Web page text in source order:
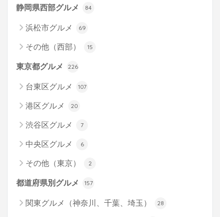
静岡県西部グルメ 84
浜松市グルメ 69
その他（西部） 15
東京都グルメ 226
台東区グルメ 107
港区グルメ 20
渋谷区グルメ 7
中央区グルメ 6
その他（東京） 2
都道府県別グルメ 157
関東グルメ（神奈川、千葉、埼玉） 28